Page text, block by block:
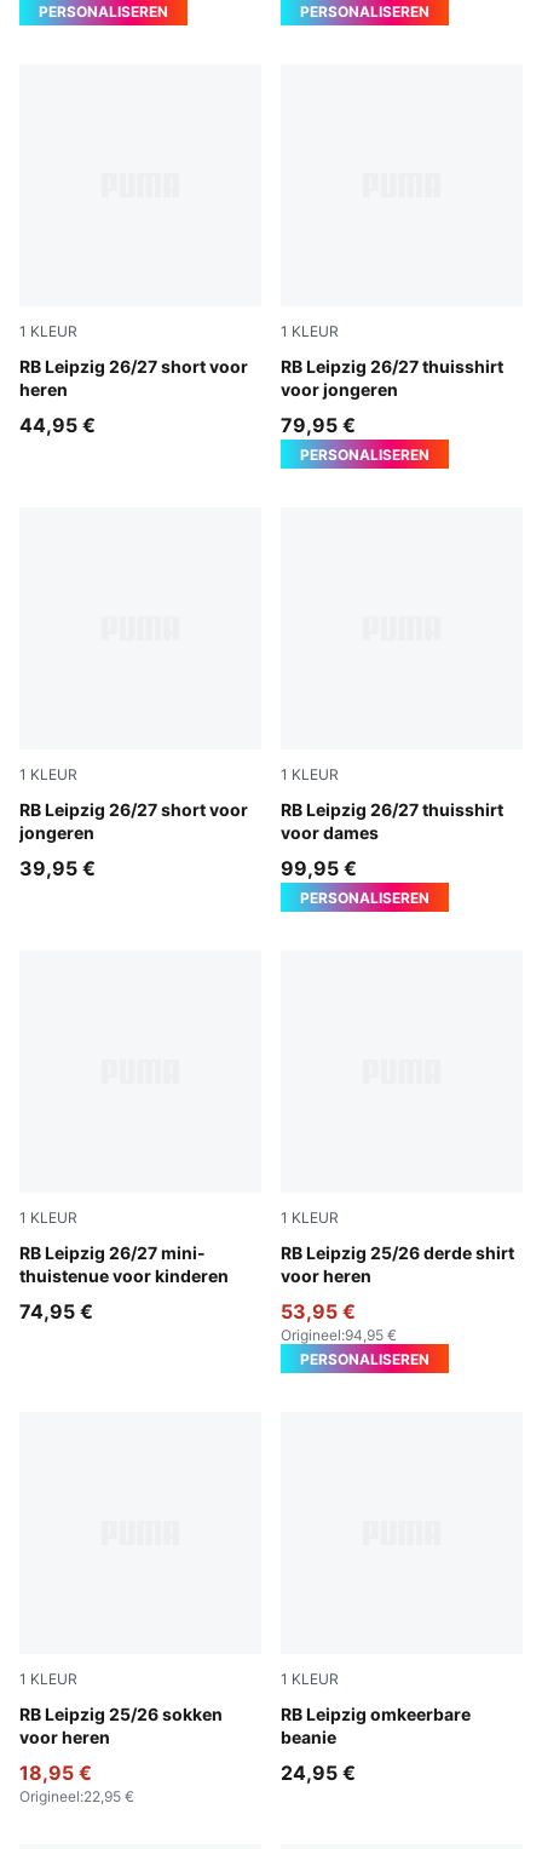
PERSONALISEREN PERSONALISEREN
1 KLEUR
RB Leipzig 26/27 short voor
heren
For All Time Red-PUMA White
44,95 €
1 KLEUR
RB Leipzig 26/27 thuisshirt
voor jongeren
PUMA White-For All Time
79,95 €
PERSONALISEREN
1 KLEUR
RB Leipzig 26/27 short voor
jongeren
For All Time Red-PUMA White
39,95 €
1 KLEUR
RB Leipzig 26/27 thuisshirt
voor dames
PUMA White-For All Time
99,95 €
PERSONALISEREN
1 KLEUR
RB Leipzig 26/27 mini-
thuistenue voor kinderen
PUMA White-For All Time Red
74,95 €
1 KLEUR
RB Leipzig 25/26 derde shirt
voor heren
PUMA Black-Fast Red
53,95 €
Origineel:94,95 €
PERSONALISEREN
1 KLEUR
RB Leipzig 25/26 sokken
voor heren
For All Time Red-PUMA White
18,95 €
Origineel:22,95 €
1 KLEUR
RB Leipzig omkeerbare
beanie
Dark Crimson-Elektro Blue
24,95 €